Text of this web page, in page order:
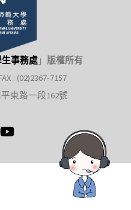
生事務處 」 版權所有
: (02)2367-7157
東路一段162號